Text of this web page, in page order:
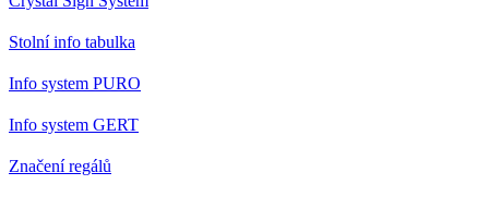
Stolní info tabulka
Info system PURO
Info system GERT
Značení regálů